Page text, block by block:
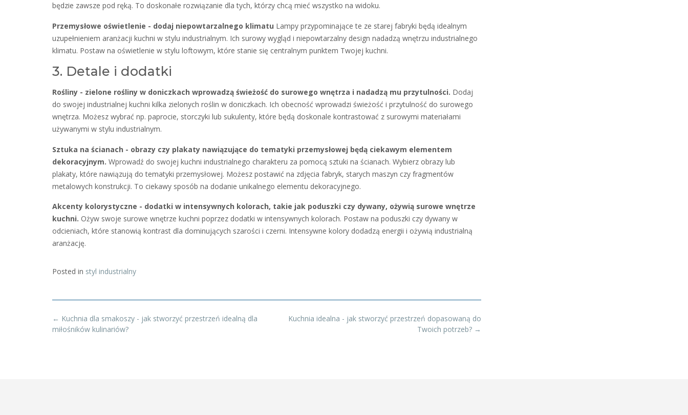
będzie zawsze pod ręką. To doskonałe rozwiązanie dla tych, którzy chcą mieć wszystko na widoku.
Przemysłowe oświetlenie - dodaj niepowtarzalnego klimatu Lampy przypominające te ze starej fabryki będą idealnym
uzupełnieniem aranżacji kuchni w stylu industrialnym. Ich surowy wygląd i niepowtarzalny design nadadzą wnętrzu industrialnego
klimatu. Postaw na oświetlenie w stylu loftowym, które stanie się centralnym punktem Twojej kuchni.
3. Detale i dodatki
Rośliny - zielone rośliny w doniczkach wprowadzą świeżość do surowego wnętrza i nadadzą mu przytulności. Dodaj
do swojej industrialnej kuchni kilka zielonych roślin w doniczkach. Ich obecność wprowadzi świeżość i przytulność do surowego
wnętrza. Możesz wybrać np. paprocie, storczyki lub sukulenty, które będą doskonale kontrastować z surowymi materiałami
używanymi w stylu industrialnym.
Sztuka na ścianach - obrazy czy plakaty nawiązujące do tematyki przemysłowej będą ciekawym elementem
dekoracyjnym. Wprowadź do swojej kuchni industrialnego charakteru za pomocą sztuki na ścianach. Wybierz obrazy lub
plakaty, które nawiązują do tematyki przemysłowej. Możesz postawić na zdjęcia fabryk, starych maszyn czy fragmentów
metalowych konstrukcji. To ciekawy sposób na dodanie unikalnego elementu dekoracyjnego.
Akcenty kolorystyczne - dodatki w intensywnych kolorach, takie jak poduszki czy dywany, ożywią surowe wnętrze
kuchni. Ożyw swoje surowe wnętrze kuchni poprzez dodatki w intensywnych kolorach. Postaw na poduszki czy dywany w
odcieniach, które stanowią kontrast dla dominujących szarości i czerni. Intensywne kolory dodadzą energii i ożywią industrialną
aranżację.
Posted in styl industrialny
Post
navigation
Kuchnia idealna - jak stworzyć przestrzeń dopasowaną do
Twoich potrzeb? →
← Kuchnia dla smakoszy - jak stworzyć przestrzeń idealną dla
miłośników kulinariów?